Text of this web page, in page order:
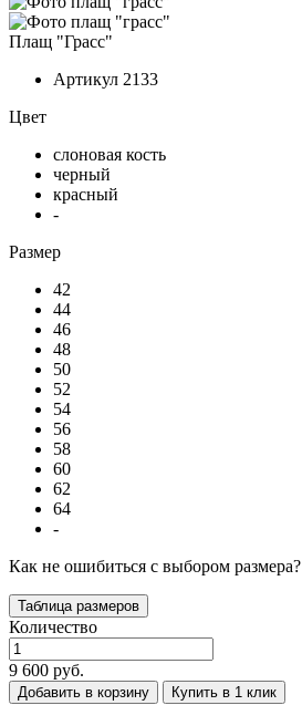
Плащ "Грасс"
Артикул 2133
Цвет
слоновая кость
черный
красный
-
Размер
42
44
46
48
50
52
54
56
58
60
62
64
-
Как не ошибиться с выбором размера?
Таблица размеров
Количество
9 600 руб.
Добавить в корзину Купить в 1 клик